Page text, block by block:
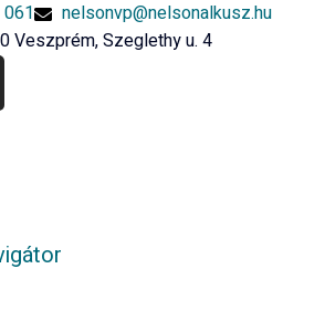
nelsonvp@nelsonalkusz.hu
Veszprém, Szeglethy u. 4